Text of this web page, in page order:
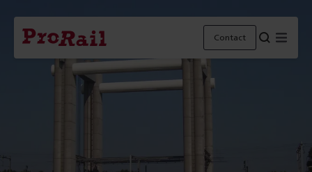
Navigatie
Homepage
ProRail
Contact